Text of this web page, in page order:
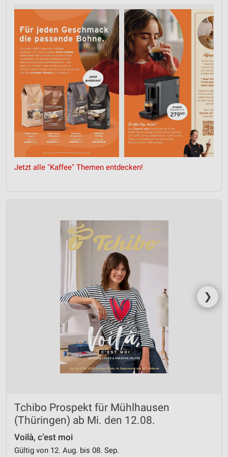
Jetzt alle "Kaffee" Themen entdecken!
❯
Tchibo Prospekt für Mühlhausen
(Thüringen) ab Mi. den 12.08.
Voilà, c’est moi
Gültig von 12. Aug. bis 08. Sep.
Messung der Performance von Inhalten
Analyse von Zielgruppen durch Statistiken oder
Kombinationen von Daten aus verschiedenen
Quellen
Entwicklung und Verbesserung der Angebote
Verwendung reduzierter Daten zur Auswahl von
Inhalten
IAB-Besonderheiten:
Verwendung genauer Standortdaten
Geräte anhand von aktiv angeforderten
Informationen identifizieren